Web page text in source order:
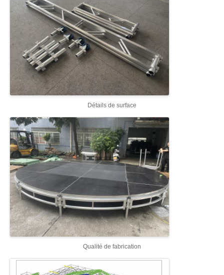
Détails de surface
Qualité de fabrication